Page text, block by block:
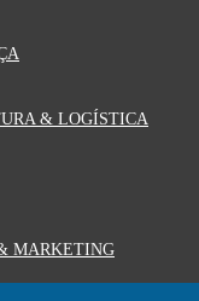
& LOGÍSTICA
MARKETING